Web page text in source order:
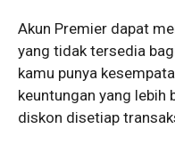
Akun Premier dapat
yang tidak tersedia
kamu punya
keuntungan yang lebih
diskon disetiap